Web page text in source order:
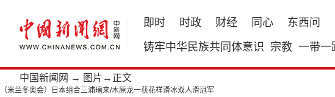
即时 时政 财经 同心 东西问
铸牢中华民族共同体意识 宗教 一带一
中国新闻网 → 图片 →正文
（米兰冬奥会）日本组合三浦璃来/木原龙一获花样滑冰双人滑冠军